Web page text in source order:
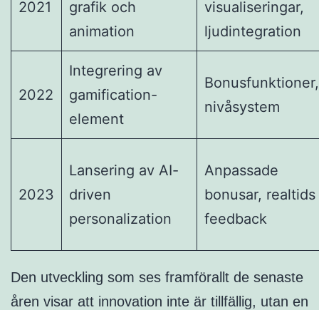
2021
grafik och
animation
visualiseringar,
ljudintegration
2022
Integrering av
gamification-
element
Bonusfunktioner,
nivåsystem
2023
Lansering av AI-
driven
personalization
Anpassade
bonusar, realtids
feedback
Den utveckling som ses framförallt de senaste
åren visar att innovation inte är tillfällig, utan en